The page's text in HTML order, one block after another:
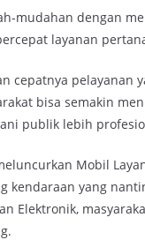
mudahan dengan
layanan
cepatnya pelayanan
bisa semakin
publik lebih
Mobil
kendaraan yang
Elektronik,